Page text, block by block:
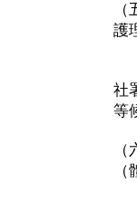
護
社
等